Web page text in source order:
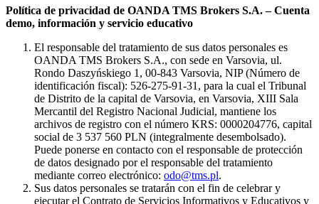
Política de privacidad de OANDA TMS Brokers S.A. – Cuenta
demo, información y servicio educativo
El responsable del tratamiento de sus datos personales es
OANDA TMS Brokers S.A., con sede en Varsovia, ul.
Rondo Daszyńskiego 1, 00-843 Varsovia, NIP (Número de
identificación fiscal): 526-275-91-31, para la cual el Tribunal
de Distrito de la capital de Varsovia, en Varsovia, XIII Sala
Mercantil del Registro Nacional Judicial, mantiene los
archivos de registro con el número KRS: 0000204776, capital
social de 3 537 560 PLN (integralmente desembolsado).
Puede ponerse en contacto con el responsable de protección
de datos designado por el responsable del tratamiento
mediante correo electrónico: odo@tms.pl.
Sus datos personales se tratarán con el fin de celebrar y
ejecutar el Contrato de Servicios Informativos y Educativos y